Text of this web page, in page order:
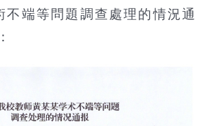
不端等問題調查處理的情況通